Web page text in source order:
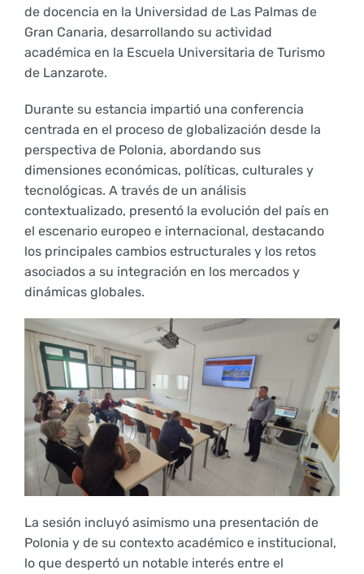
Comisiones
Personal
Empresas
Coordinador y tutores
Renovación acreditación
Memoria verificación
Informes
Impresos y formularios
Documentos
Impresos y formularios
Correo institucional
Delegación de Estudiantes
Estatuto estudiante universitario
Plan de acción tutorial
Derechos y deberes
Representantes
Primer Encuentro (2025)
Edición 2025 (UVL 2025)
Edición 2026 (UVL 2026)
de docencia en la Universidad de Las Palmas de
Gran Canaria, desarrollando su actividad
académica en la Escuela Universitaria de Turismo
de Lanzarote.
Durante su estancia impartió una conferencia
centrada en el proceso de globalización desde la
perspectiva de Polonia, abordando sus
dimensiones económicas, políticas, culturales y
tecnológicas. A través de un análisis
contextualizado, presentó la evolución del país en
el escenario europeo e internacional, destacando
los principales cambios estructurales y los retos
asociados a su integración en los mercados y
dinámicas globales.
La sesión incluyó asimismo una presentación de
Polonia y de su contexto académico e institucional,
lo que despertó un notable interés entre el